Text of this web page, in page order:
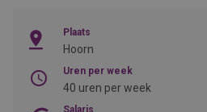
Plaats
Hoorn
Uren per week
40 uren per week
Salaris